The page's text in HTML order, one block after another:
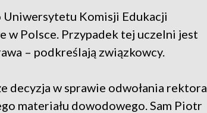
Komisji Edukacji
w Polsce. Przypadek tej uczelni jest
– podkreślają związkowcy.
decyzja w sprawie odwołania rektora
materiału dowodowego. Sam Piotr